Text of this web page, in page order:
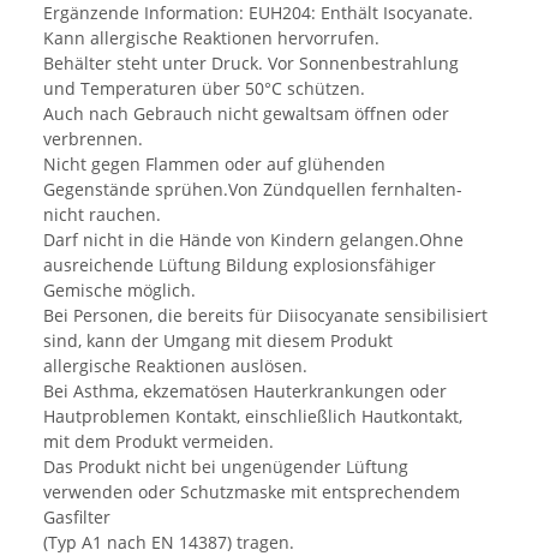
Ergänzende Information: EUH204: Enthält Isocyanate.
Kann allergische Reaktionen hervorrufen.
Behälter steht unter Druck. Vor Sonnenbestrahlung
und Temperaturen über 50°C schützen.
Auch nach Gebrauch nicht gewaltsam öffnen oder
verbrennen.
Nicht gegen Flammen oder auf glühenden
Gegenstände sprühen.Von Zündquellen fernhalten-
nicht rauchen.
Darf nicht in die Hände von Kindern gelangen.Ohne
ausreichende Lüftung Bildung explosionsfähiger
Gemische möglich.
Bei Personen, die bereits für Diisocyanate sensibilisiert
sind, kann der Umgang mit diesem Produkt
allergische Reaktionen auslösen.
Bei Asthma, ekzematösen Hauterkrankungen oder
Hautproblemen Kontakt, einschließlich Hautkontakt,
mit dem Produkt vermeiden.
Das Produkt nicht bei ungenügender Lüftung
verwenden oder Schutzmaske mit entsprechendem
Gasfilter
(Typ A1 nach EN 14387) tragen.